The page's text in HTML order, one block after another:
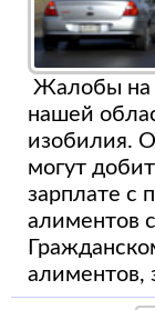
Жалобы на
нашей
изобилия.
могут
зарплате с
алиментов
алиментов,